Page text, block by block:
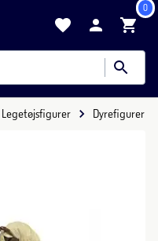
0
Legetøjsfigurer Dyrefigurer